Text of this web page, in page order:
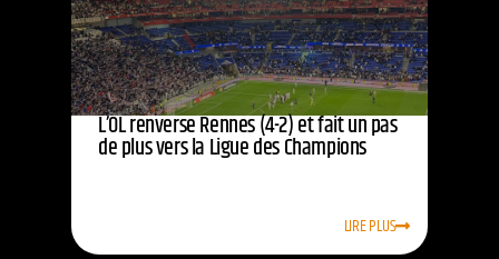
L’OL renverse Rennes (4-2) et fait un pas
de plus vers la Ligue des Champions
LIRE PLUS